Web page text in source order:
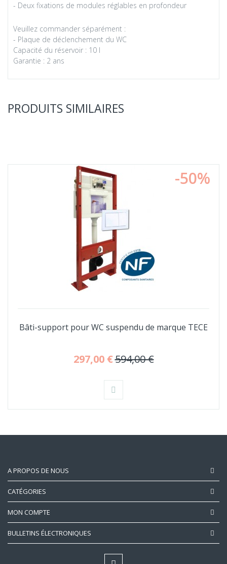
- Deux fixations de modules réglables en profondeur
Veuillez commander séparément :
- Plaque de déclenchement du WC
Capacité du réservoir : 10 l
Garantie : 2 ans
PRODUITS SIMILAIRES
-50%
Bâti-support pour WC suspendu de marque TECE
297,00 €594,00 €
A PROPOS DE NOUS
CATÉGORIES
MON COMPTE
BULLETINS ÉLECTRONIQUES